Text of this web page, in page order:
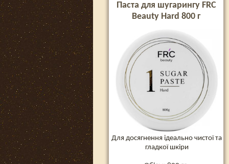
Паста для шугарингу FRC
Beauty Hard 800 г
Для досягнення ідеально чистої та
гладкої шкіри